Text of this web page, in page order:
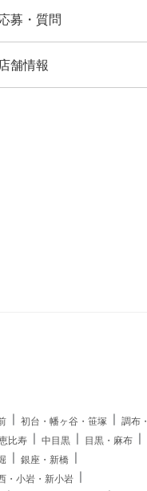
募・質問
店舗情報
初台・幡ヶ谷・笹塚
調布
比寿 中目黒
目黒・麻布
銀座・新橋
・小岩・新小岩